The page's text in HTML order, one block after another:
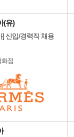
(유)
신입/경력직 채용
점